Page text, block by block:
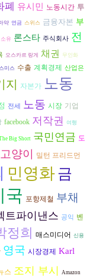
폐 유시민 노동시간 투
약 연금 스위스 금융자본 부
소유 론스타 주식회사 전
오스카르 랑게 채권 무인화
미스 수출 계획경제 산업은
지 자본가 노동
전세 노동 시장 기업
facebook 저작권 여행
Big Short 국민연금 도
고양이 밀턴 프리드먼
민영화금
국 포항제철 부채
트파이낸스 공익 벤
정희 매스미디어 신용
영국 시장경제 Karl
스 조지 부시 Amazon